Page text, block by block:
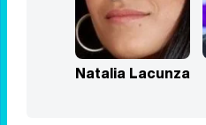
Natalia Lacunza